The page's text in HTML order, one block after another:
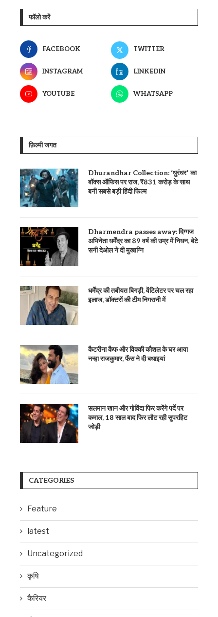
फॉलो करें
FACEBOOK TWITTER
INSTAGRAM LINKEDIN
YOUTUBE WHATSAPP
फ़िल्मी जगत
Dhurandhar Collection: ‘धुरंधर’ का
बॉक्स ऑफिस पर राज, ₹831 करोड़ के साथ
बनी सबसे बड़ी हिंदी फिल्म
Dharmendra passes away: दिग्गज
अभिनेता धर्मेंद्र का 89 वर्ष की उम्र में निधन, बेटे
सनी देओल ने दी मुखाग्नि
धर्मेंद्र की तबीयत बिगड़ी, वेंटिलेटर पर चल रहा
इलाज, डॉक्टरों की टीम निगरानी में
कैटरीना कैफ और विक्की कौशल के घर आया
नन्हा राजकुमार, फैंस ने दी बधाइयां
सलमान खान और गोविंदा फिर करेंगे पर्दे पर
कमाल, 18 साल बाद फिर लौट रही सुपरहिट
जोड़ी
CATEGORIES
Feature
latest
Uncategorized
कृषि
कैरियर